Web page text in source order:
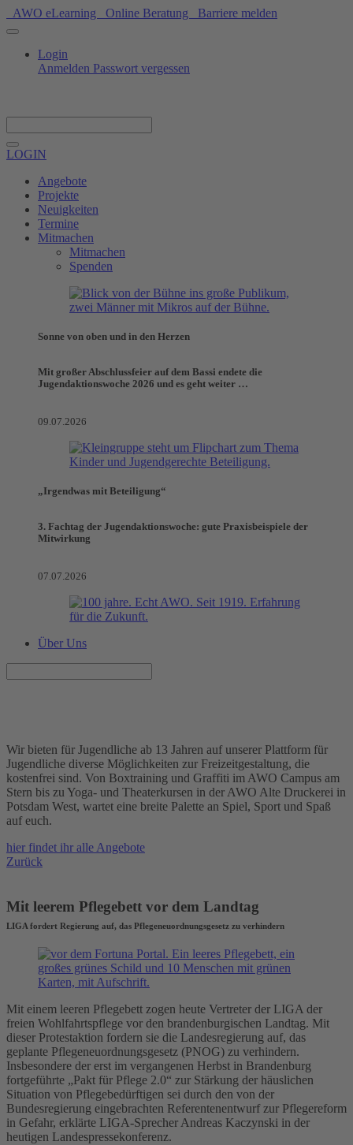
AWO eLearning Online Beratung Barriere melden
Login
Anmelden Passwort vergessen
LOGIN
Angebote
Projekte
Neuigkeiten
Termine
Mitmachen
Mitmachen
Spenden
Sonne von oben und in den Herzen
Mit großer Abschlussfeier auf dem Bassi endete die
Jugendaktionswoche 2026 und es geht weiter …
09.07.2026
„Irgendwas mit Beteiligung“
3. Fachtag der Jugendaktionswoche: gute Praxisbeispiele der
Mitwirkung
07.07.2026
Über Uns
Wir bieten für Jugendliche ab 13 Jahren auf unserer Plattform für
Jugendliche diverse Möglichkeiten zur Freizeitgestaltung, die
kostenfrei sind. Von Boxtraining und Graffiti im AWO Campus am
Stern bis zu Yoga- und Theaterkursen in der AWO Alte Druckerei in
Potsdam West, wartet eine breite Palette an Spiel, Sport und Spaß
auf euch.
hier findet ihr alle Angebote
Zurück
Mit leerem Pflegebett vor dem Landtag
LIGA fordert Regierung auf, das Pflegeneuordnungsgesetz zu verhindern
Mit einem leeren Pflegebett zogen heute Vertreter der LIGA der
freien Wohlfahrtspflege vor den brandenburgischen Landtag. Mit
dieser Protestaktion fordern sie die Landesregierung auf, das
geplante Pflegeneuordnungsgesetz (PNOG) zu verhindern.
Insbesondere der erst im vergangenen Herbst in Brandenburg
fortgeführte „Pakt für Pflege 2.0“ zur Stärkung der häuslichen
Situation von Pflegebedürftigen sei durch den von der
Bundesregierung eingebrachten Referentenentwurf zur Pflegereform
in Gefahr, erklärte LIGA-Sprecher Andreas Kaczynski in der
heutigen Landespressekonferenz.